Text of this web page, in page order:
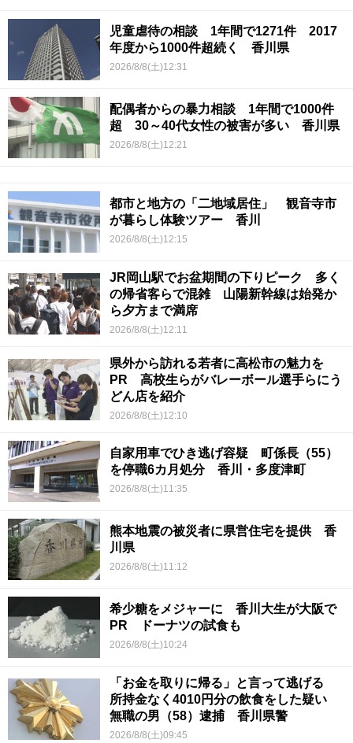
児童虐待の相談 1年間で1271件 2017
年度から1000件超続く 香川県
2026/8/8(土)12:31
配偶者からの暴力相談 1年間で1000件
超 30～40代女性の被害が多い 香川県
2026/8/8(土)12:21
都市と地方の「二地域居住」 観音寺市
が暮らし体験ツアー 香川
2026/8/8(土)12:15
JR岡山駅でお盆期間の下りピーク 多く
の帰省客らで混雑 山陽新幹線は始発か
ら夕方まで満席
2026/8/8(土)12:11
県外から訪れる若者に高松市の魅力を
PR 高校生らがバレーボール選手らにう
どん店を紹介
2026/8/8(土)12:10
自家用車でひき逃げ容疑 町係長（55）
を停職6カ月処分 香川・多度津町
2026/8/8(土)11:35
熊本地震の被災者に県営住宅を提供 香
川県
2026/8/8(土)11:12
希少糖をメジャーに 香川大生が大阪で
PR ドーナツの試食も
2026/8/8(土)10:24
「お金を取りに帰る」と言って逃げる
所持金なく4010円分の飲食をした疑い
無職の男（58）逮捕 香川県警
2026/8/8(土)09:45